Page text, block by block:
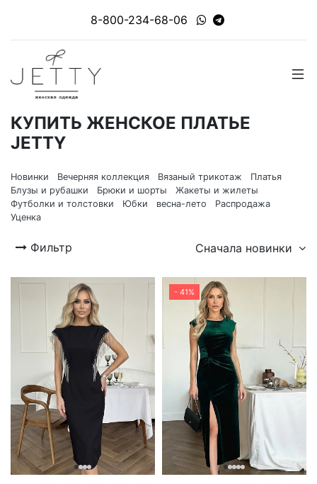
8-800-234-68-06
КУПИТЬ ЖЕНСКОЕ ПЛАТЬЕ
JETTY
Новинки Вечерняя коллекция Вязаный трикотаж
Платья
Блузы и рубашки
Брюки и шорты
Жакеты и жилеты
Футболки и толстовки
Юбки весна-лето
Распродажа
Уценка
Фильтр Сначала новинки
- 41%